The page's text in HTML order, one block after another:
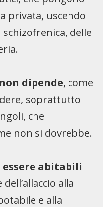
privata, uscendo
delle
dipende, come
soprattutto
che
non si dovrebbe.
essere abitabili
alla
e alla